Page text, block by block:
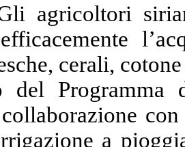
agricoltori
cerali,
del
a